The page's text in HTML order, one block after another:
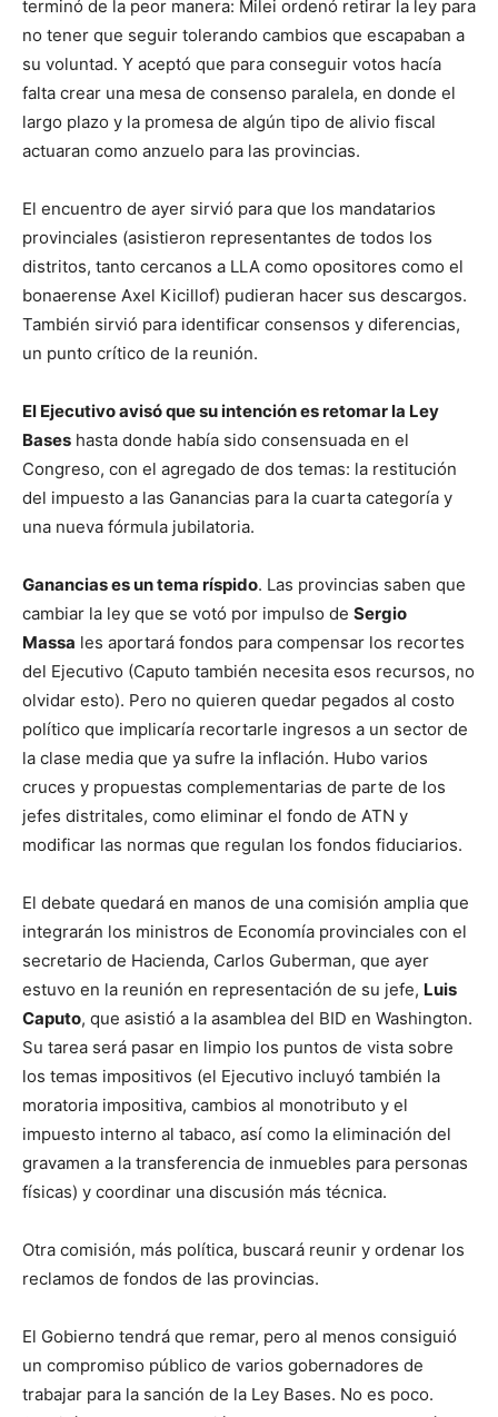
terminó de la peor manera: Milei ordenó retirar la ley para
no tener que seguir tolerando cambios que escapaban a
su voluntad. Y aceptó que para conseguir votos hacía
falta crear una mesa de consenso paralela, en donde el
largo plazo y la promesa de algún tipo de alivio fiscal
actuaran como anzuelo para las provincias.
El encuentro de ayer sirvió para que los mandatarios
provinciales (asistieron representantes de todos los
distritos, tanto cercanos a LLA como opositores como el
bonaerense Axel Kicillof) pudieran hacer sus descargos.
También sirvió para identificar consensos y diferencias,
un punto crítico de la reunión.
El Ejecutivo avisó que su intención es retomar la Ley
Bases hasta donde había sido consensuada en el
Congreso, con el agregado de dos temas: la restitución
del impuesto a las Ganancias para la cuarta categoría y
una nueva fórmula jubilatoria.
Ganancias es un tema ríspido. Las provincias saben que
cambiar la ley que se votó por impulso de Sergio
Massa les aportará fondos para compensar los recortes
del Ejecutivo (Caputo también necesita esos recursos, no
olvidar esto). Pero no quieren quedar pegados al costo
político que implicaría recortarle ingresos a un sector de
la clase media que ya sufre la inflación. Hubo varios
cruces y propuestas complementarias de parte de los
jefes distritales, como eliminar el fondo de ATN y
modificar las normas que regulan los fondos fiduciarios.
El debate quedará en manos de una comisión amplia que
integrarán los ministros de Economía provinciales con el
secretario de Hacienda, Carlos Guberman, que ayer
estuvo en la reunión en representación de su jefe, Luis
Caputo, que asistió a la asamblea del BID en Washington.
Su tarea será pasar en limpio los puntos de vista sobre
los temas impositivos (el Ejecutivo incluyó también la
moratoria impositiva, cambios al monotributo y el
impuesto interno al tabaco, así como la eliminación del
gravamen a la transferencia de inmuebles para personas
físicas) y coordinar una discusión más técnica.
Otra comisión, más política, buscará reunir y ordenar los
reclamos de fondos de las provincias.
El Gobierno tendrá que remar, pero al menos consiguió
un compromiso público de varios gobernadores de
trabajar para la sanción de la Ley Bases. No es poco.